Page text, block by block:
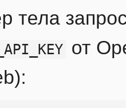
тела
от